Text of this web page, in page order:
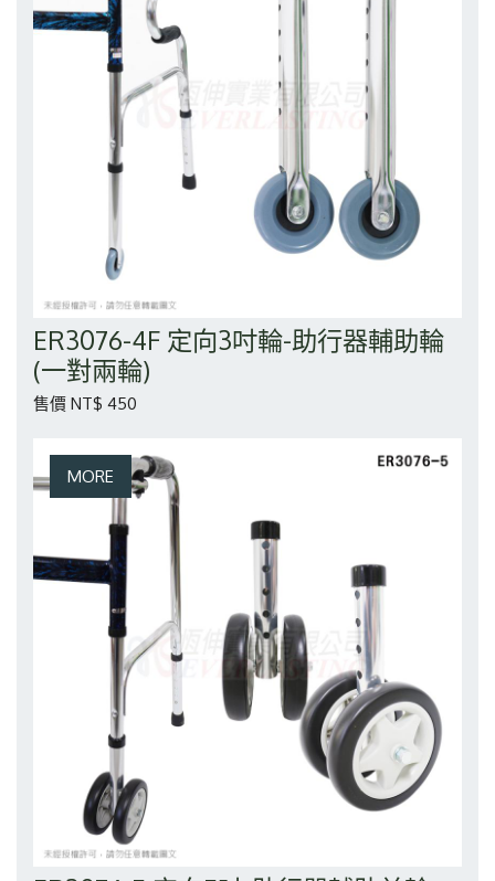
ER3076-4F 定向3吋輪-助行器輔助輪
(一對兩輪)
售價 NT$ 450